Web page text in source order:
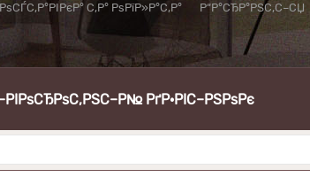
С‚Р° РѕРїР»Р°С‚Р° Р“Р°СЂР°РЅС‚С–СЏ
РґР·РІС–РЅРѕРє